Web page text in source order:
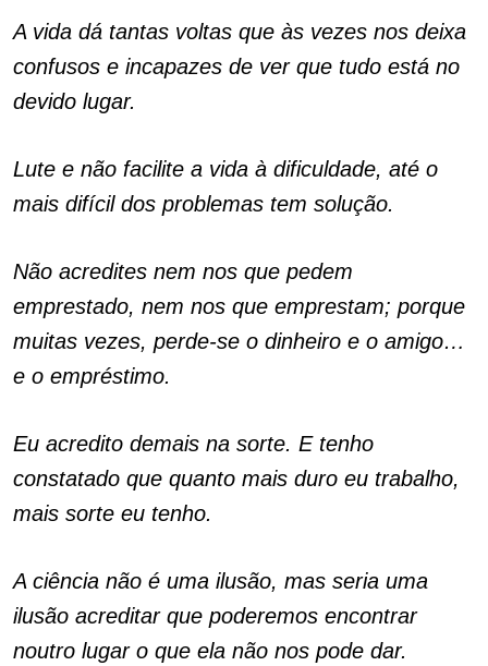
A vida dá tantas voltas que às vezes nos deixa
confusos e incapazes de ver que tudo está no
devido lugar.
Lute e não facilite a vida à dificuldade, até o
mais difícil dos problemas tem solução.
Não acredites nem nos que pedem
emprestado, nem nos que emprestam; porque
muitas vezes, perde-se o dinheiro e o amigo…
e o empréstimo.
Eu acredito demais na sorte. E tenho
constatado que quanto mais duro eu trabalho,
mais sorte eu tenho.
A ciência não é uma ilusão, mas seria uma
ilusão acreditar que poderemos encontrar
noutro lugar o que ela não nos pode dar.